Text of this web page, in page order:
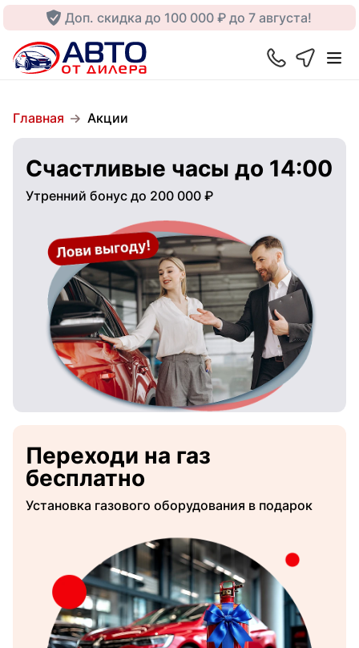
Доп. скидка до 100 000 ₽ до 7 августа!
Главная Акции
Счастливые часы до 14:00
Утренний бонус до 200 000 ₽
Переходи на газ
бесплатно
Установка газового оборудования в подарок